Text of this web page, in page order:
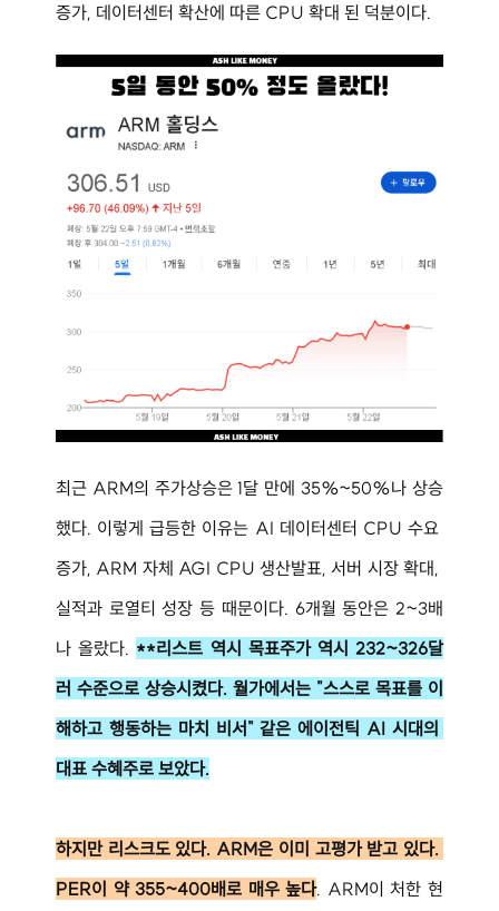
증가, 데이터센터 확산에 따른 CPU 확대 된 덕분이다.
최근 ARM의 주가상승은 1달 만에 35%~50%나 상승
했다. 이렇게 급등한 이유는 AI 데이터센터 CPU 수요
증가, ARM 자체 AGI CPU 생산발표, 서버 시장 확대,
실적과 로열티 성장 등 때문이다. 6개월 동안은 2~3배
나 올랐다. **리스트 역시 목표주가 역시 232~326달
러 수준으로 상승시켰다. 월가에서는 "스스로 목표를 이
해하고 행동하는 마치 비서" 같은 에이전틱 AI 시대의
대표 수혜주로 보았다.
하지만 리스크도 있다. ARM은 이미 고평가 받고 있다.
PER이 약 355~400배로 매우 높다. ARM이 처한 현